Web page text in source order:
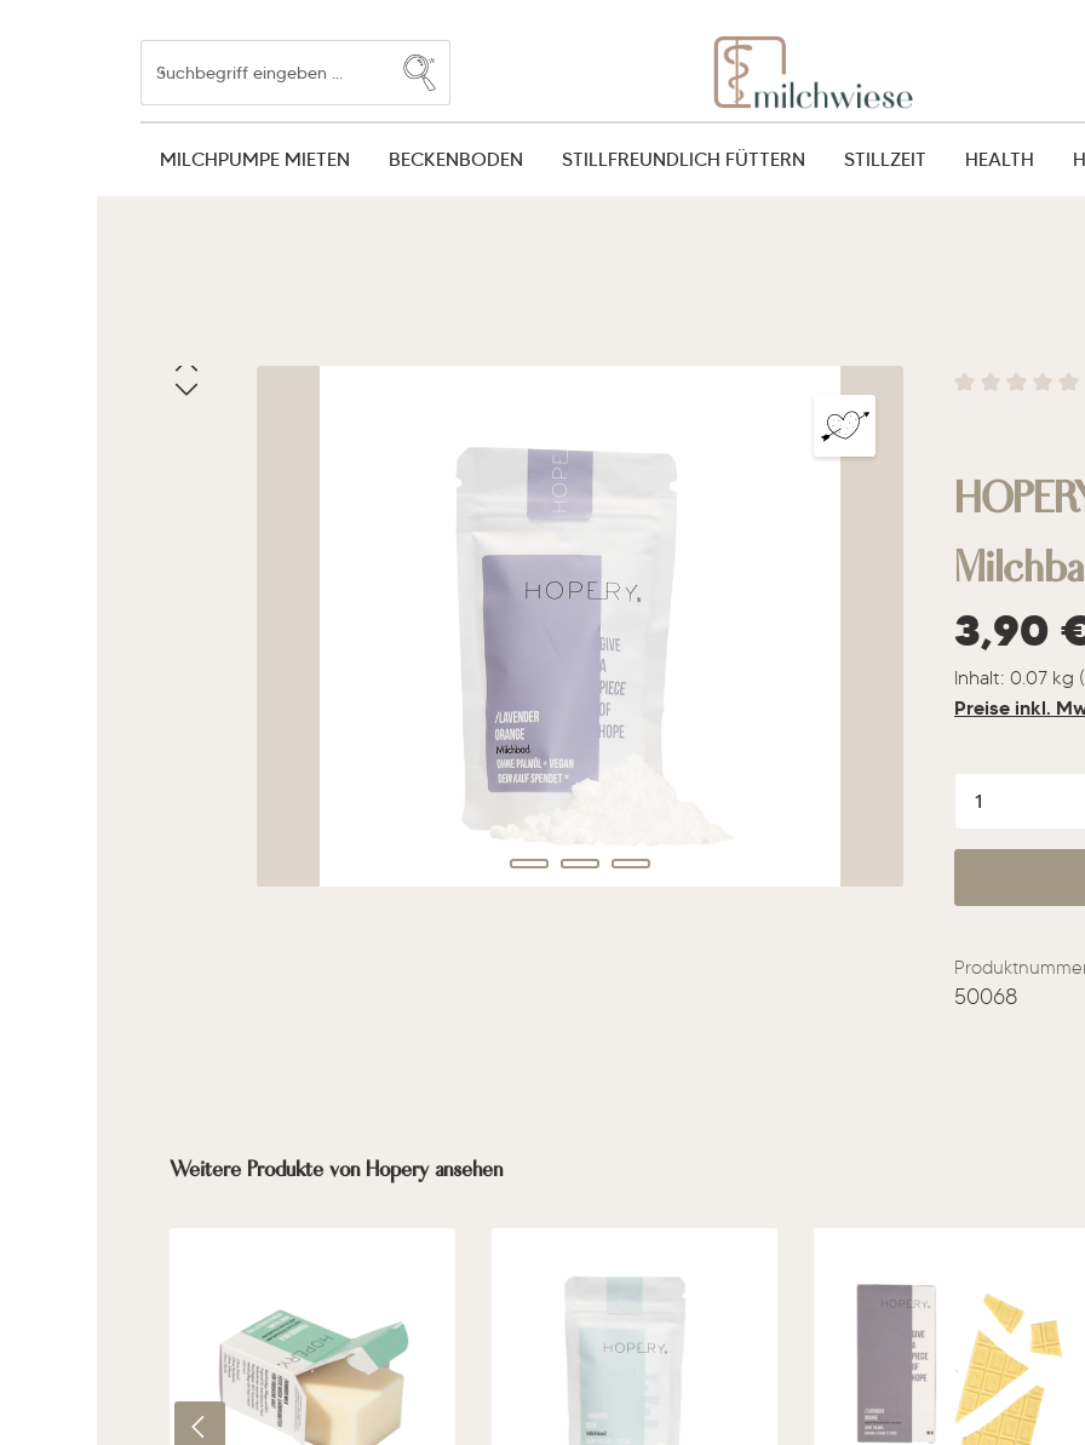
Zur Hauptnavigation springen
MILCHPUMPE MIETEN BECKENBODEN STILLFREUNDLICH FÜTTERN STILLZEIT HEALTH
Bildergalerie überspringen
Regulärer
3,90
Inhalt: 0.07 kg
Preise inkl.
Produkt
50068
Produktgalerie überspringen
Weitere Produkte von Hopery ansehen